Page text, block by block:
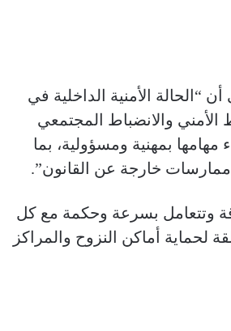
“الحالة الأمنية الداخلية في
والانضباط المجتمعي
بمهنية ومسؤولية، بما
خارجة عن القانون”.
وتتعامل بسرعة وحكمة مع كل
لحماية أماكن النزوح والمراكز